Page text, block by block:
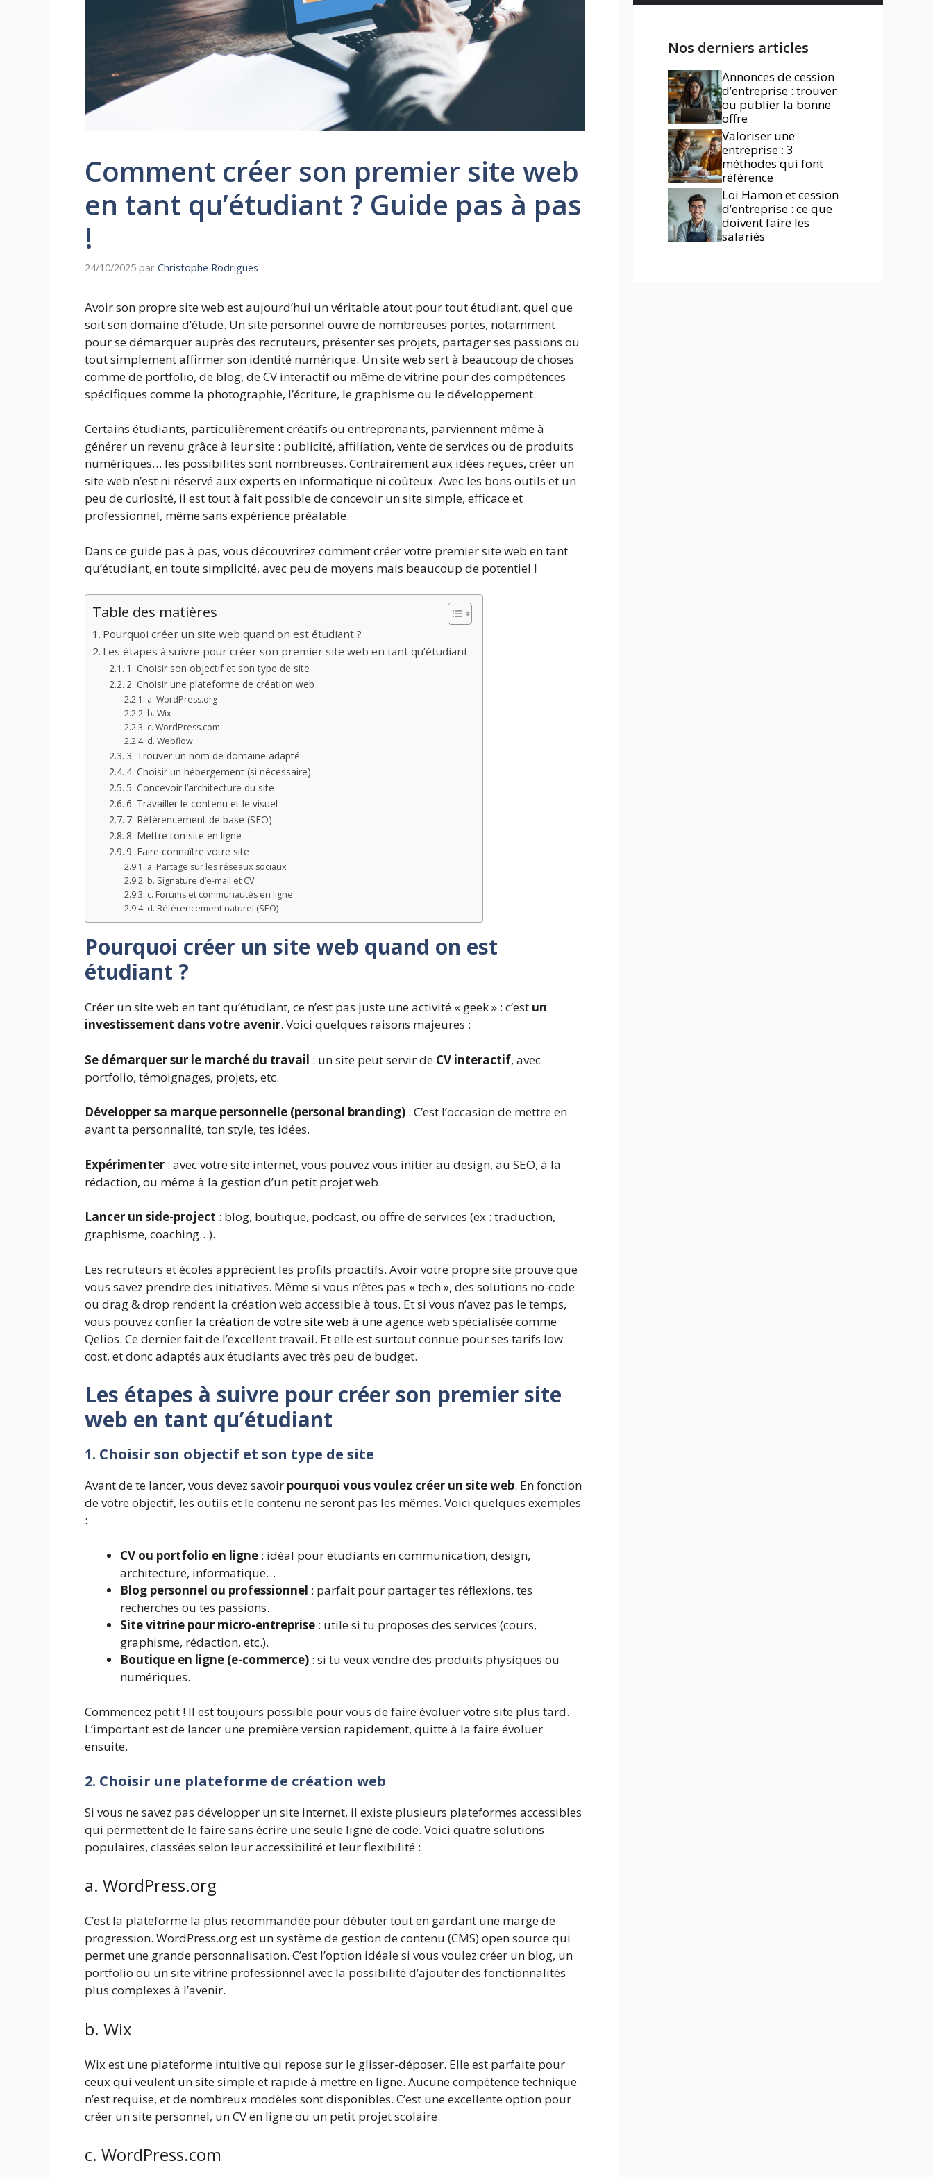
Comment créer son premier site web
en tant qu’étudiant ? Guide pas à pas
!
24/10/2025 par Christophe Rodrigues
Avoir son propre site web est aujourd’hui un véritable atout pour tout étudiant, quel que
soit son domaine d’étude. Un site personnel ouvre de nombreuses portes, notamment
pour se démarquer auprès des recruteurs, présenter ses projets, partager ses passions ou
tout simplement affirmer son identité numérique. Un site web sert à beaucoup de choses
comme de portfolio, de blog, de CV interactif ou même de vitrine pour des compétences
spécifiques comme la photographie, l’écriture, le graphisme ou le développement.
Certains étudiants, particulièrement créatifs ou entreprenants, parviennent même à
générer un revenu grâce à leur site : publicité, affiliation, vente de services ou de produits
numériques… les possibilités sont nombreuses. Contrairement aux idées reçues, créer un
site web n’est ni réservé aux experts en informatique ni coûteux. Avec les bons outils et un
peu de curiosité, il est tout à fait possible de concevoir un site simple, efficace et
professionnel, même sans expérience préalable.
Dans ce guide pas à pas, vous découvrirez comment créer votre premier site web en tant
qu’étudiant, en toute simplicité, avec peu de moyens mais beaucoup de potentiel !
Table des matières
Pourquoi créer un site web quand on est étudiant ?
Les étapes à suivre pour créer son premier site web en tant qu’étudiant
1. Choisir son objectif et son type de site
2. Choisir une plateforme de création web
a. WordPress.org
b. Wix
c. WordPress.com
d. Webflow
3. Trouver un nom de domaine adapté
4. Choisir un hébergement (si nécessaire)
5. Concevoir l’architecture du site
6. Travailler le contenu et le visuel
7. Référencement de base (SEO)
8. Mettre ton site en ligne
9. Faire connaître votre site
a. Partage sur les réseaux sociaux
b. Signature d’e-mail et CV
c. Forums et communautés en ligne
d. Référencement naturel (SEO)
Pourquoi créer un site web quand on est
étudiant ?
Créer un site web en tant qu’étudiant, ce n’est pas juste une activité « geek » : c’est un
investissement dans votre avenir. Voici quelques raisons majeures :
Se démarquer sur le marché du travail : un site peut servir de CV interactif, avec
portfolio, témoignages, projets, etc.
Développer sa marque personnelle (personal branding) : C’est l’occasion de mettre en
avant ta personnalité, ton style, tes idées.
Expérimenter : avec votre site internet, vous pouvez vous initier au design, au SEO, à la
rédaction, ou même à la gestion d’un petit projet web.
Lancer un side-project : blog, boutique, podcast, ou offre de services (ex : traduction,
graphisme, coaching…).
Les recruteurs et écoles apprécient les profils proactifs. Avoir votre propre site prouve que
vous savez prendre des initiatives. Même si vous n’êtes pas « tech », des solutions no-code
ou drag & drop rendent la création web accessible à tous. Et si vous n’avez pas le temps,
vous pouvez confier la création de votre site web à une agence web spécialisée comme
Qelios. Ce dernier fait de l’excellent travail. Et elle est surtout connue pour ses tarifs low
cost, et donc adaptés aux étudiants avec très peu de budget.
Les étapes à suivre pour créer son premier site
web en tant qu’étudiant
1. Choisir son objectif et son type de site
Avant de te lancer, vous devez savoir pourquoi vous voulez créer un site web. En fonction
de votre objectif, les outils et le contenu ne seront pas les mêmes. Voici quelques exemples
:
CV ou portfolio en ligne : idéal pour étudiants en communication, design,
architecture, informatique…
Blog personnel ou professionnel : parfait pour partager tes réflexions, tes
recherches ou tes passions.
Site vitrine pour micro-entreprise : utile si tu proposes des services (cours,
graphisme, rédaction, etc.).
Boutique en ligne (e-commerce) : si tu veux vendre des produits physiques ou
numériques.
Commencez petit ! Il est toujours possible pour vous de faire évoluer votre site plus tard.
L’important est de lancer une première version rapidement, quitte à la faire évoluer
ensuite.
2. Choisir une plateforme de création web
Si vous ne savez pas développer un site internet, il existe plusieurs plateformes accessibles
qui permettent de le faire sans écrire une seule ligne de code. Voici quatre solutions
populaires, classées selon leur accessibilité et leur flexibilité :
a. WordPress.org
C’est la plateforme la plus recommandée pour débuter tout en gardant une marge de
progression. WordPress.org est un système de gestion de contenu (CMS) open source qui
permet une grande personnalisation. C’est l’option idéale si vous voulez créer un blog, un
portfolio ou un site vitrine professionnel avec la possibilité d’ajouter des fonctionnalités
plus complexes à l’avenir.
b. Wix
Wix est une plateforme intuitive qui repose sur le glisser-déposer. Elle est parfaite pour
ceux qui veulent un site simple et rapide à mettre en ligne. Aucune compétence technique
n’est requise, et de nombreux modèles sont disponibles. C’est une excellente option pour
créer un site personnel, un CV en ligne ou un petit projet scolaire.
c. WordPress.com
Nos derniers articles
Annonces de cession
d’entreprise : trouver
ou publier la bonne
offre
Valoriser une
entreprise : 3
méthodes qui font
référence
Loi Hamon et cession
d’entreprise : ce que
doivent faire les
salariés